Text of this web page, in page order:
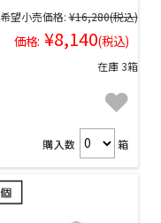
希望小売価格: ¥16,280(税込)
価格: ¥8,140(税込)
在庫 3箱
購入数 箱